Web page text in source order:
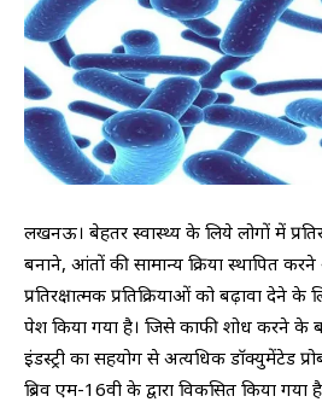
लखनऊ। बेहतर स्वास्थ्य के लिये लोगों में
बनाने, आंतों की सामान्य क्रिया स्थापित
प्रतिरक्षात्मक प्रतिक्रियाओं को बढ़ावा देने के
पेश किया गया है। जिसे काफी शोध करने के
इंडस्ट्री का सहयोग से अत्यधिक डाॅक्युमेंटेड
ब्रिव एम-16वी के द्वारा विकसित किया गया